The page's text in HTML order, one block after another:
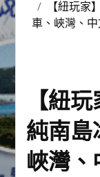
【紐玩家
車、峽灣、
【紐
純南島
峽灣